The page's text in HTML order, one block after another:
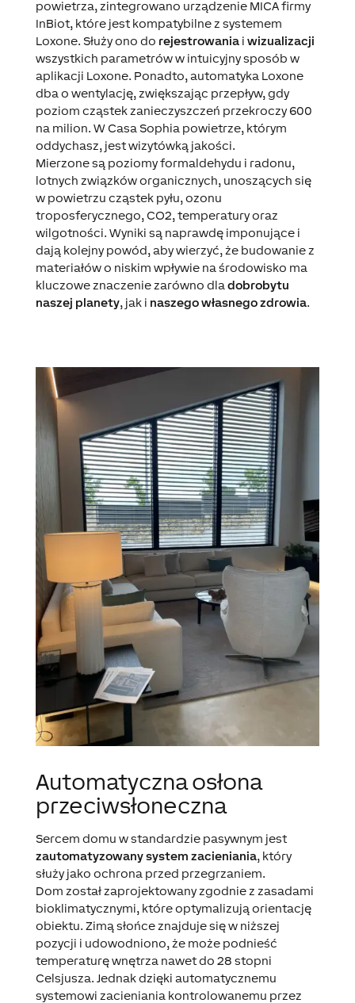
powietrza, zintegrowano urządzenie MICA firmy
InBiot, które jest kompatybilne z systemem
Loxone. Służy ono do rejestrowaniai wizualizacji
wszystkich parametrów w intuicyjny sposób w
aplikacji Loxone. Ponadto, automatyka Loxone
dba o wentylację, zwiększając przepływ, gdy
poziom cząstek zanieczyszczeń przekroczy 600
na milion. W Casa Sophia powietrze, którym
oddychasz, jest wizytówką jakości.
Mierzone są poziomy formaldehydu i radonu,
lotnych związków organicznych, unoszących się
w powietrzu cząstek pyłu, ozonu
troposferycznego, CO2, temperatury oraz
wilgotności. Wyniki są naprawdę imponujące i
dają kolejny powód, aby wierzyć, że budowanie z
materiałów o niskim wpływie na środowisko ma
kluczowe znaczenie zarówno dla dobrobytu
naszej planety, jak i naszego własnego zdrowia.
Automatyczna osłona
przeciwsłoneczna
Sercem domu w standardzie pasywnym jest
zautomatyzowany system zacieniania, który
służy jako ochrona przed przegrzaniem.
Dom został zaprojektowany zgodnie z zasadami
bioklimatycznymi, które optymalizują orientację
obiektu. Zimą słońce znajduje się w niższej
pozycji i udowodniono, że może podnieść
temperaturę wnętrza nawet do 28 stopni
Celsjusza. Jednak dzięki automatycznemu
systemowi zacieniania kontrolowanemu przez